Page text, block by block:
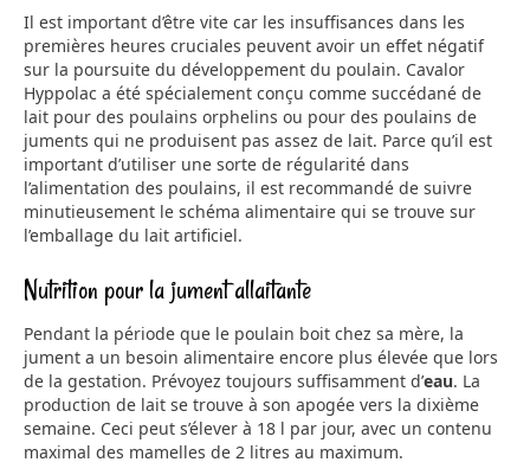
Il est important d’être vite car les insuffisances dans les
premières heures cruciales peuvent avoir un effet négatif
sur la poursuite du développement du poulain. Cavalor
Hyppolac a été spécialement conçu comme succédané de
lait pour des poulains orphelins ou pour des poulains de
juments qui ne produisent pas assez de lait. Parce qu’il est
important d’utiliser une sorte de régularité dans
l’alimentation des poulains, il est recommandé de suivre
minutieusement le schéma alimentaire qui se trouve sur
l’emballage du lait artificiel.
Nutrition pour la jument allaitante
Pendant la période que le poulain boit chez sa mère, la
jument a un besoin alimentaire encore plus élevée que lors
de la gestation. Prévoyez toujours suffisamment d’eau. La
production de lait se trouve à son apogée vers la dixième
semaine. Ceci peut s’élever à 18 l par jour, avec un contenu
maximal des mamelles de 2 litres au maximum.